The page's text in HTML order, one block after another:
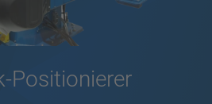
Positionierer